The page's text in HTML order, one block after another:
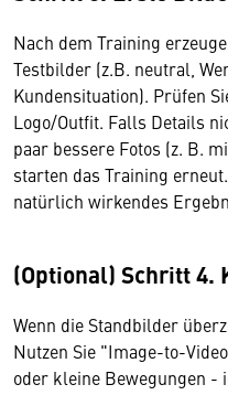
Nach dem Training
Testbilder (z.B. neutral,
Kundensituation). Prüfen
Logo/Outfit. Falls Details
paar bessere Fotos (z. B.
starten das Training
natürlich wirkendes
(Optional) Schritt 4.
Wenn die Standbilder
Nutzen Sie "Image-to-
oder kleine Bewegungen -